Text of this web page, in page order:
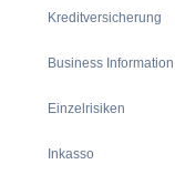
Kreditversicherung
Business Information
Einzelrisiken
Inkasso